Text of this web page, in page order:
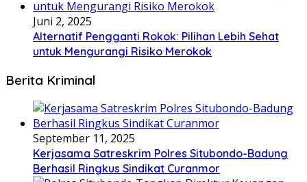
Juni 2, 2025
Alternatif Pengganti Rokok: Pilihan Lebih Sehat
untuk Mengurangi Risiko Merokok
Berita Kriminal
September 11, 2025
Kerjasama Satreskrim Polres Situbondo-Badung
Berhasil Ringkus Sindikat Curanmor